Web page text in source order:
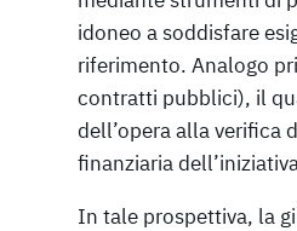
idoneo a soddisfare
riferimento. Analogo
contratti pubblici), il
dell’opera alla verifica
finanziaria
In tale prospettiva, la